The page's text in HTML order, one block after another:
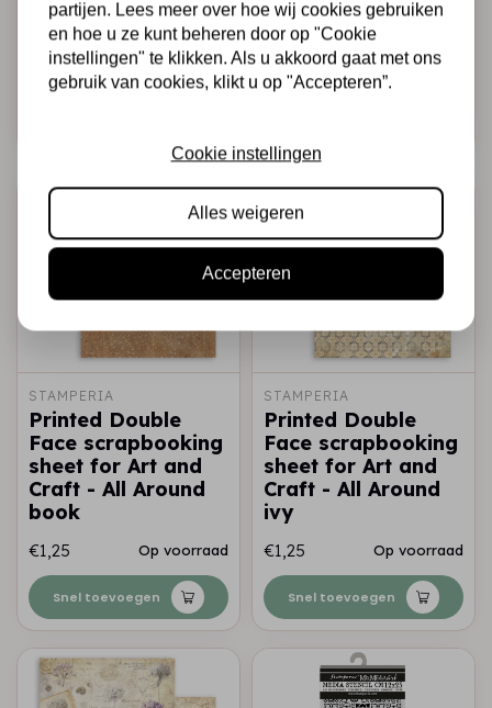
Craft - All Around
mixed cards
€1,25 Op voorraad
Craft - All Around 6
cards
€1,25 Op voorraad
STAMPERIA
Printed Double
Face scrapbooking
sheet for Art and
Craft - All Around
book
€1,25 Op voorraad
Snel toevoegen
STAMPERIA
Printed Double
Face scrapbooking
sheet for Art and
Craft - All Around
ivy
€1,25 Op voorraad
Snel toevoegen
partijen. Lees meer over hoe wij cookies gebruiken
en hoe u ze kunt beheren door op "Cookie
instellingen" te klikken. Als u akkoord gaat met ons
gebruik van cookies, klikt u op "Accepteren”.
Cookie instellingen
Alles weigeren
Accepteren